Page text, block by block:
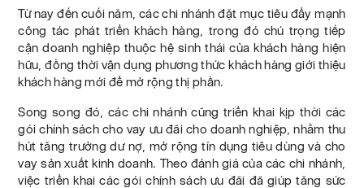
Từ nay đến cuối năm, các chi nhánh đặt mục tiêu đẩy mạnh
công tác phát triển khách hàng, trong đó chú trọng tiếp
cận doanh nghiệp thuộc hệ sinh thái của khách hàng hiện
hữu, đồng thời vận dụng phương thức khách hàng giới thiệu
khách hàng mới để mở rộng thị phần.
Song song đó, các chi nhánh cũng triển khai kịp thời các
gói chính sách cho vay ưu đãi cho doanh nghiệp, nhằm thu
hút tăng trưởng dư nợ, mở rộng tín dụng tiêu dùng và cho
vay sản xuất kinh doanh. Theo đánh giá của các chi nhánh,
việc triển khai các gói chính sách ưu đãi đã giúp tăng sức